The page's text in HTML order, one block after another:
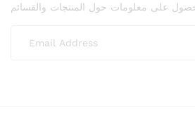
على معلومات حول المنتجات والقسائم